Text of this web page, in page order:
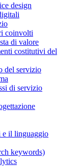
design
coinvolti
di valore
costitutivi del
del servizio
di servizio
e il linguaggio
keywords)